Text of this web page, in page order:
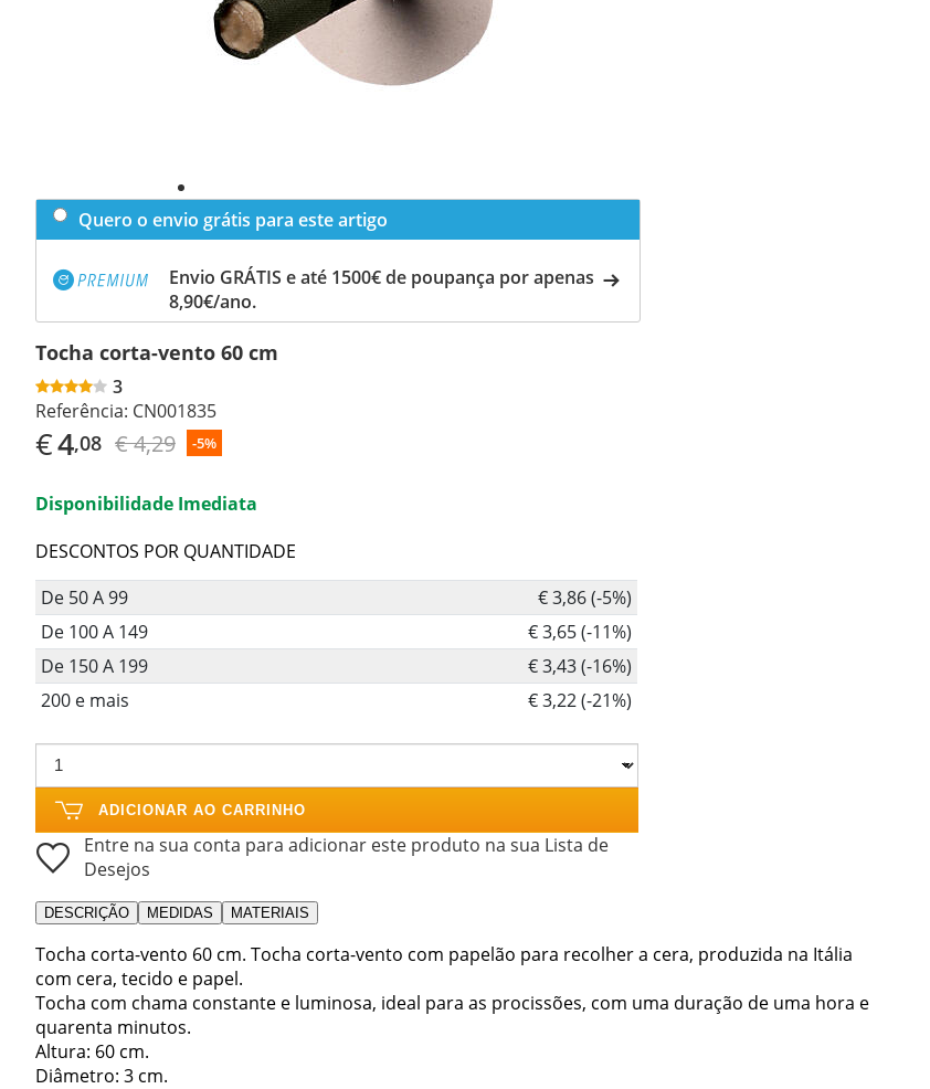
Quero o envio grátis para este artigo
Envio GRÁTIS e até 1500€ de poupança por apenas
8,90€/ano.
Tocha corta-vento 60 cm
3
Referência: CN001835
€4,08 € 4,29 -5%
Disponibilidade Imediata
DESCONTOS POR QUANTIDADE
De 50 A 99
€ 3,86 (-5%)
De 100 A 149
€ 3,65 (-11%)
De 150 A 199
€ 3,43 (-16%)
200 e mais
€ 3,22 (-21%)
ADICIONAR AO CARRINHO
Entre na sua conta para adicionar este produto na sua Lista de
Desejos
DESCRIÇÃO MEDIDAS MATERIAIS
Tocha corta-vento 60 cm. Tocha corta-vento com papelão para recolher a cera, produzida na Itália
com cera, tecido e papel.
Tocha com chama constante e luminosa, ideal para as procissões, com uma duração de uma hora e
quarenta minutos.
Altura: 60 cm.
Diâmetro: 3 cm.